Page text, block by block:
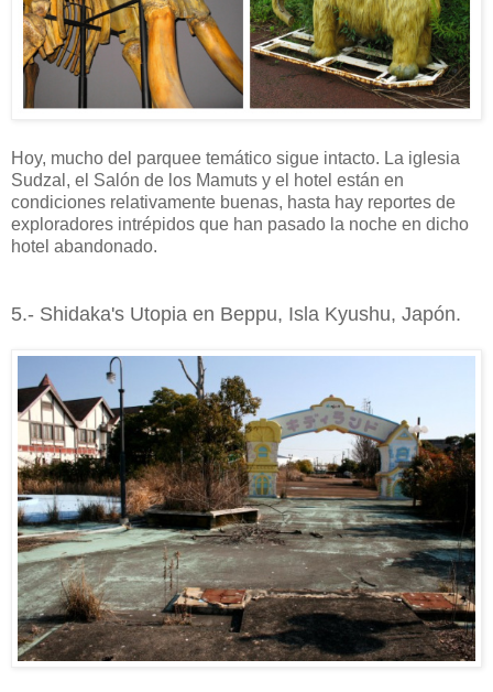
Hoy, mucho del parquee temático sigue intacto. La iglesia
Sudzal, el Salón de los Mamuts y el hotel están en
condiciones relativamente buenas, hasta hay reportes de
exploradores intrépidos que han pasado la noche en dicho
hotel abandonado.
5.- Shidaka's Utopia en Beppu, Isla Kyushu, Japón.